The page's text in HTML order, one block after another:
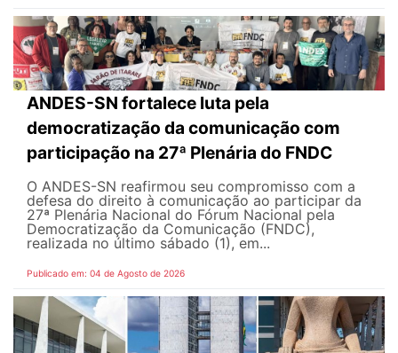
ANDES-SN fortalece luta pela
democratização da comunicação com
participação na 27ª Plenária do FNDC
O ANDES-SN reafirmou seu compromisso com a
defesa do direito à comunicação ao participar da
27ª Plenária Nacional do Fórum Nacional pela
Democratização da Comunicação (FNDC),
realizada no último sábado (1), em...
Publicado em: 04 de Agosto de 2026